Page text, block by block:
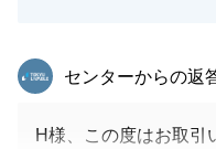
東急リバブル
センターからの返
H様、この度はお取引